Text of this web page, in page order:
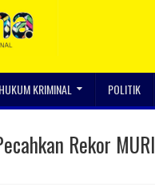
HUKUM KRIMINAL POLITIK
Rekor MURI